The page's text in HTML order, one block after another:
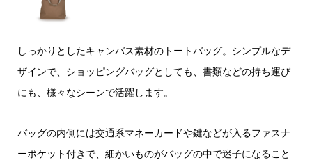
しっかりとしたキャンバス素材のトートバッグ。シンプルなデ
ザインで、ショッピングバッグとしても、書類などの持ち運び
にも、様々なシーンで活躍します。
バッグの内側には交通系マネーカードや鍵などが入るファスナ
ーポケット付きで、細かいものがバッグの中で迷子になること